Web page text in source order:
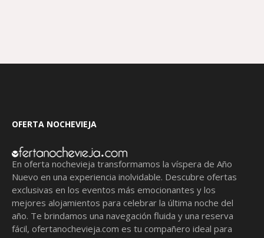
OFERTA NOCHEVIEJA
En oferta nochevieja transformamos la víspera de Año
Nuevo en una experiencia inolvidable. Descubre ofertas
exclusivas en los eventos más emocionantes y los
mejores alojamientos para celebrar la última noche del
año. Te brindamos una navegación fluida y una reserva
fácil,ofertanochevieja.com es tu compañero ideal para